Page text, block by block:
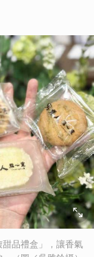
品禮盒」，讓香氣